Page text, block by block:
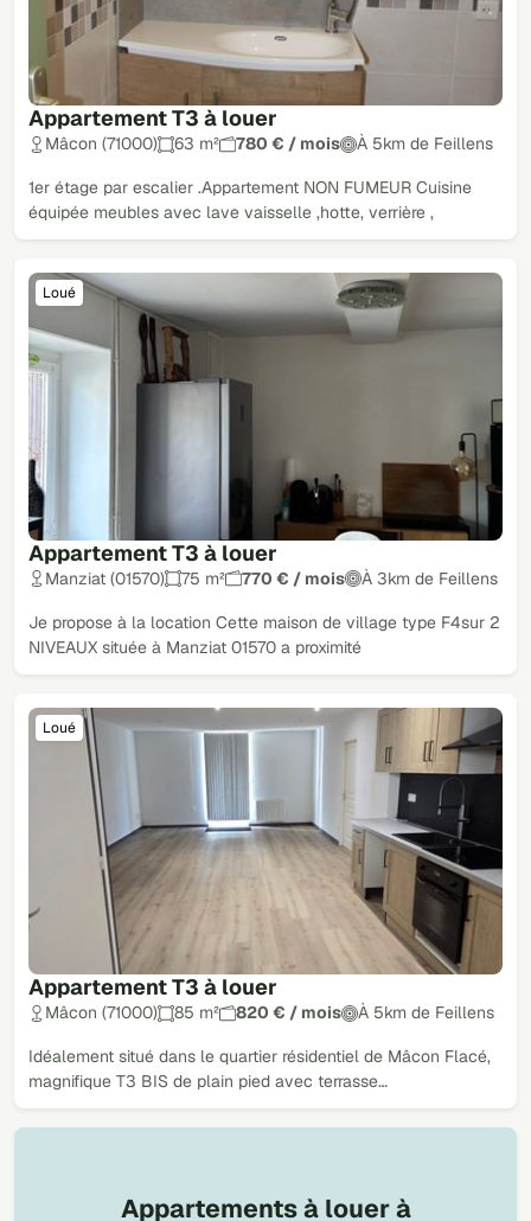
Appartement T3 à louer
Mâcon (71000) 63 m² 780 € / mois À 5km de Feillens
1er étage par escalier .Appartement NON FUMEUR Cuisine
équipée meubles avec lave vaisselle ,hotte, verrière ,
Appartement T3 à louer
Loué
Manziat (01570) 75 m² 770 € / mois À 3km de Feillens
Je propose à la location Cette maison de village type F4sur 2
NIVEAUX située à Manziat 01570 a proximité
Appartement T3 à louer
Loué
Mâcon (71000) 85 m² 820 € / mois À 5km de Feillens
Idéalement situé dans le quartier résidentiel de Mâcon Flacé,
magnifique T3 BIS de plain pied avec terrasse…
Appartements à louer à